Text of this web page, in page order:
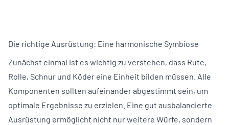
Die richtige Ausrüstung: Eine harmonische Symbiose
Zunächst einmal ist es wichtig zu verstehen, dass Rute,
Rolle, Schnur und Köder eine Einheit bilden müssen. Alle
Komponenten sollten aufeinander abgestimmt sein, um
optimale Ergebnisse zu erzielen. Eine gut ausbalancierte
Ausrüstung ermöglicht nicht nur weitere Würfe, sondern